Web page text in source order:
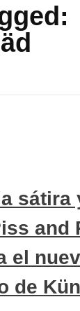
sátira
and
el
de